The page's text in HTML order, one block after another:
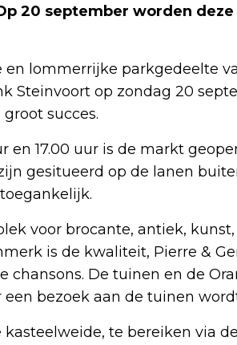
20 september worden
en lommerrijke parkgedeelte
Steinvoort op zondag 20
succes.
en 17.00 uur is de markt
gesitueerd op de lanen
voor brocante, antiek,
is de kwaliteit, Pierre &
chansons. De tuinen en de
een bezoek aan de tuinen
kasteelweide, te bereiken via